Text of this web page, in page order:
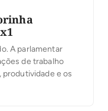
A parlamentar
de trabalho
produtividade e os